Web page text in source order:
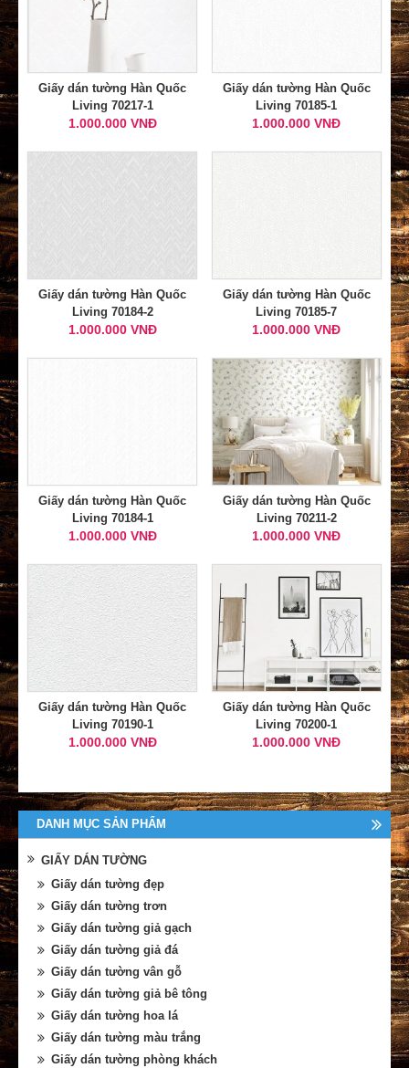
Giấy dán tường Hàn Quốc
Living 70217-1
1.000.000 VNĐ
Giấy dán tường Hàn Quốc
Living 70185-1
1.000.000 VNĐ
Giấy dán tường Hàn Quốc
Living 70184-2
1.000.000 VNĐ
Giấy dán tường Hàn Quốc
Living 70185-7
1.000.000 VNĐ
Giấy dán tường Hàn Quốc
Living 70184-1
1.000.000 VNĐ
Giấy dán tường Hàn Quốc
Living 70211-2
1.000.000 VNĐ
Giấy dán tường Hàn Quốc
Living 70190-1
1.000.000 VNĐ
Giấy dán tường Hàn Quốc
Living 70200-1
1.000.000 VNĐ
DANH MỤC SẢN PHẨM
GIẤY DÁN TƯỜNG
Giấy dán tường đẹp
Giấy dán tường trơn
Giấy dán tường giả gạch
Giấy dán tường giả đá
Giấy dán tường vân gỗ
Giấy dán tường giả bê tông
Giấy dán tường hoa lá
Giấy dán tường màu trắng
Giấy dán tường phòng khách